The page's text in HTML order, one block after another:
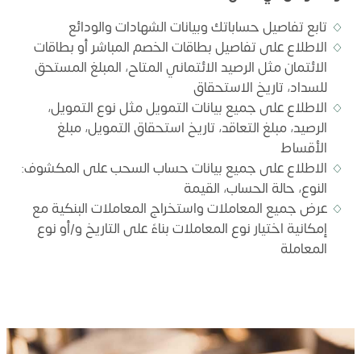
تابع تفاصيل حساباتك وبيانات الشهادات والودائع
الاطلاع على تفاصيل بطاقات الخصم المباشر أو بطاقات
الائتمان مثل الرصيد الائتماني المتاح، المبلغ المستحق
للسداد، تاريخ الاستحقاق
الاطلاع على جميع بيانات التمويل مثل نوع التمويل،
الرصيد، مبلغ التعاقد، تاريخ استحقاق التمويل، مبلغ
الأقساط
الاطلاع على جميع بيانات حساب السحب على المكشوف:
النوع، حالة الحساب، القيمة
عرض جميع المعاملات واستخراج المعاملات البنكية مع
إمكانية اختيار نوع المعاملات بناءً على التاريخ و/أو نوع
المعاملة